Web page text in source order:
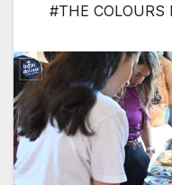
#THE COLOURS